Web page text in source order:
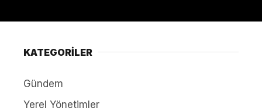
KATEGORİLER
Gündem
Yerel Yönetimler